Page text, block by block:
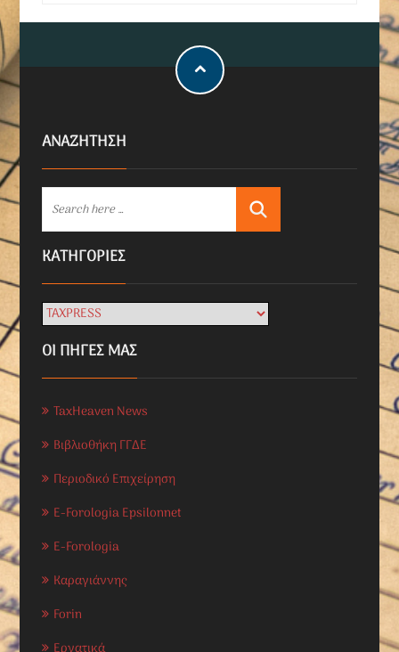
ΑΝΑΖΗΤΗΣΗ
KΑΤΗΓΟΡΊΕΣ
ΟΙ ΠΗΓΕΣ ΜΑΣ
TaxHeaven News
Βιβλιοθήκη ΓΓΔΕ
Περιοδικό Επιχείρηση
E-Forologia Epsilonnet
E-Forologia
Καραγιάννης
Forin